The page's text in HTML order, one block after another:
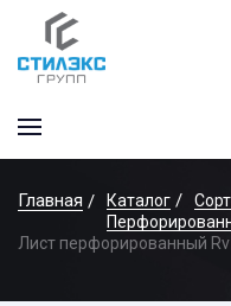
Главная Каталог
Лист перфорированный Rv